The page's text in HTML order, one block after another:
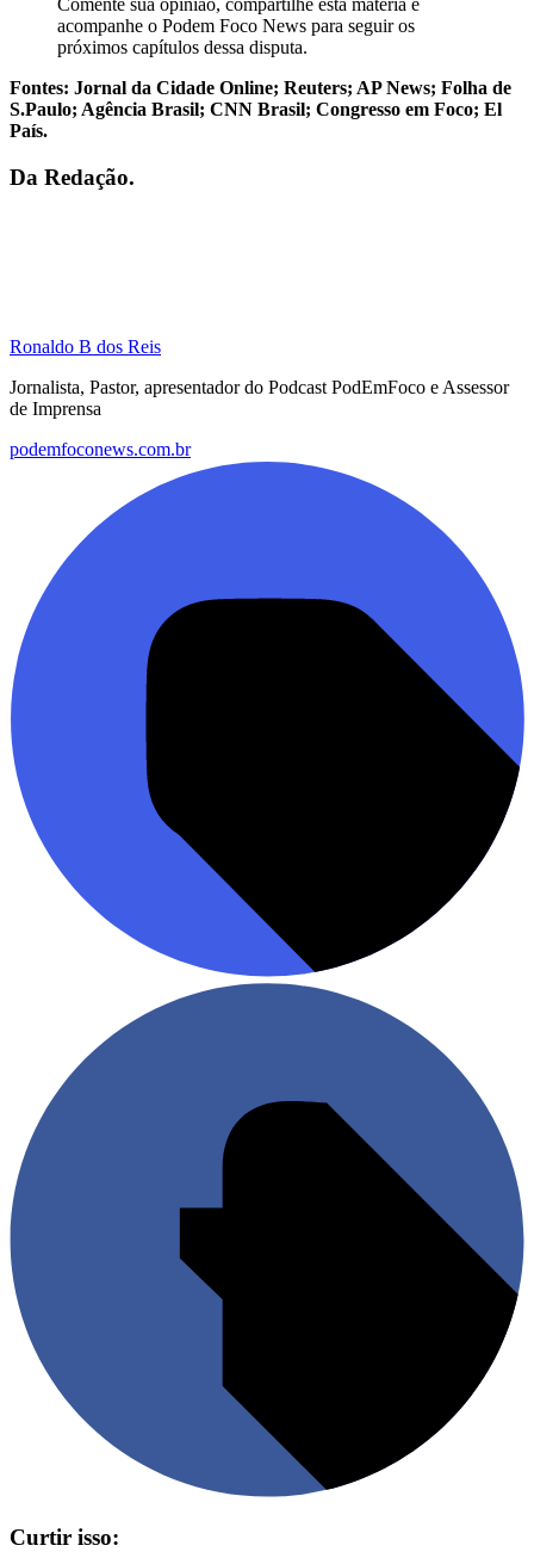
acompanhe o Podem Foco News para seguir os
próximos capítulos dessa disputa.
Fontes: Jornal da Cidade Online; Reuters; AP News; Folha de
S.Paulo; Agência Brasil; CNN Brasil; Congresso em Foco; El
País.
Da Redação.
Ronaldo B dos Reis
Jornalista, Pastor, apresentador do Podcast PodEmFoco e Assessor
de Imprensa
podemfoconews.com.br
Curtir isso: